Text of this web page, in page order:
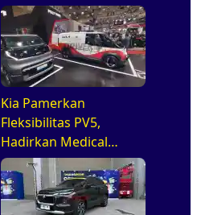
Kia Pamerkan
Fleksibilitas PV5,
Hadirkan Medical
Purpose Vehicle di
GIIAS 2026